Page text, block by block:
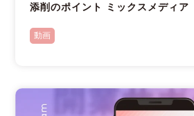
添削のポイント ミックスメディア
動画